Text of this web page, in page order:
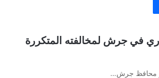
في جرش لمخالفته المتكررة
محافظ جرش…